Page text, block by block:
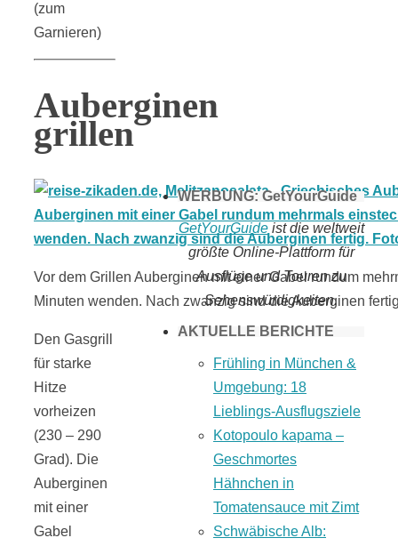
(zum
Garnieren)
Auberginen
grillen
Vor dem Grillen Auberginen mit einer Gabel rundum
Minuten wenden. Nach zwanzig sind die Auberginen
Den Gasgrill
für starke
Hitze
vorheizen
(230 – 290
Grad). Die
Auberginen
mit einer
Gabel
machen
WERBUNG: GetYourGuide
GetYourGuideist die weltweit
größte Online-Plattform für
Ausflüge und Touren zu
Sehenswürdigkeiten.
AKTUELLE BERICHTE
Frühling in München &
Umgebung: 18
Lieblings-Ausflugsziele
Kotopoulo kapama –
Geschmortes
Hähnchen in
Tomatensauce mit Zimt
Schwäbische Alb: